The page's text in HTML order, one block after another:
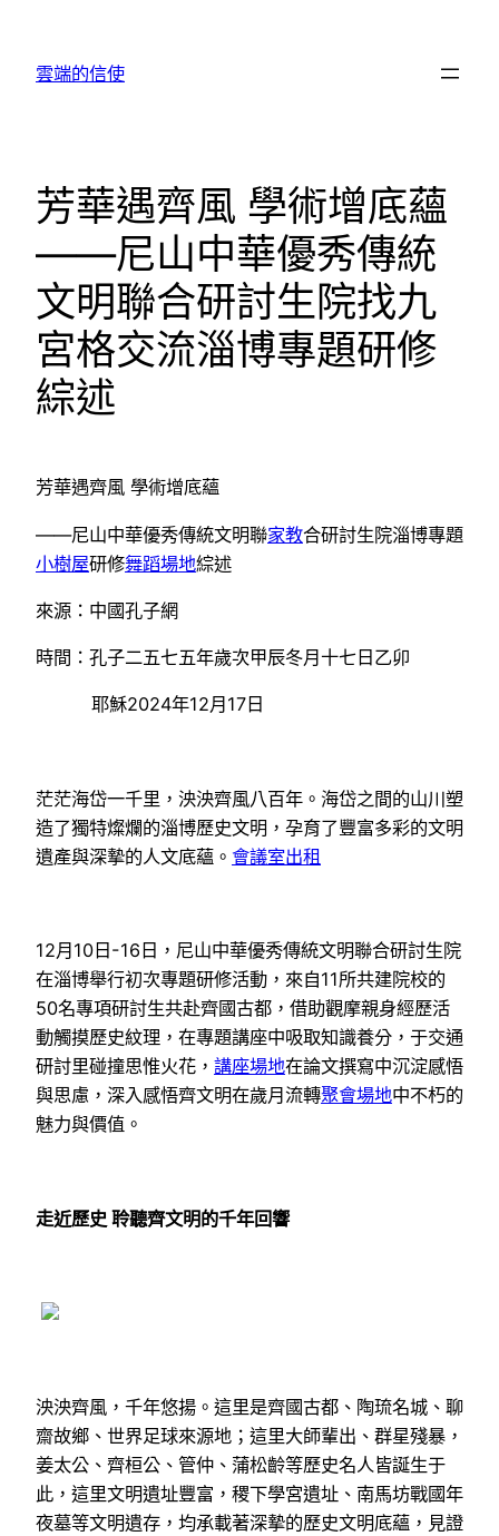
雲端的信使
芳華遇齊風 學術增底蘊
——尼山中華優秀傳統
文明聯合研討生院找九
宮格交流淄博專題研修
綜述
芳華遇齊風 學術增底蘊
——尼山中華優秀傳統文明聯家教合研討生院淄博專題
小樹屋研修舞蹈場地綜述
來源：中國孔子網
時間：孔子二五七五年歲次甲辰冬月十七日乙卯
耶穌2024年12月17日
茫茫海岱一千里，泱泱齊風八百年。海岱之間的山川塑
造了獨特燦爛的淄博歷史文明，孕育了豐富多彩的文明
遺產與深摯的人文底蘊。 會議室出租
12月10日-16日，尼山中華優秀傳統文明聯合研討生院
在淄博舉行初次專題研修活動，來自11所共建院校的
50名專項研討生共赴齊國古都，借助觀摩親身經歷活
動觸摸歷史紋理，在專題講座中吸取知識養分，于交通
研討里碰撞思惟火花， 講座場地在論文撰寫中沉淀感悟
與思慮，深入感悟齊文明在歲月流轉聚會場地中不朽的
魅力與價值。
走近歷史 聆聽齊文明的千年回響
泱泱齊風，千年悠揚。這里是齊國古都、陶琉名城、聊
齋故鄉、世界足球來源地；這里大師輩出、群星殘暴，
姜太公、齊桓公、管仲、蒲松齡等歷史名人皆誕生于
此，這里文明遺址豐富，稷下學宮遺址、南馬坊戰國年
夜墓等文明遺存，均承載著深摯的歷史文明底蘊，見證